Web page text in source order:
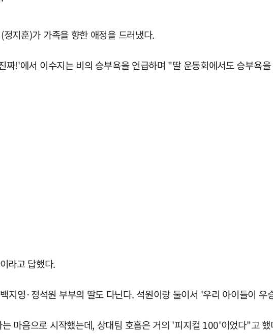
지훈)가 가족을 향한 애정을 드러냈다.
!'에서 이수지는 비의 승부욕을 언급하며 "딸 운동회에서도 승부욕
라고 답했다.
지영·정석원 부부의 딸도 다닌다. 석원이랑 둘이서 '우리 아이들이
마음으로 시작했는데, 상대팀 호흡은 거의 '피지컬 100'이었다"고 했